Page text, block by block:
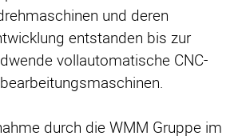
und deren
entstanden bis zur
vollautomatische CNC-
durch die WMM Gruppe im